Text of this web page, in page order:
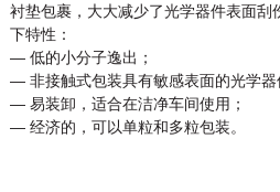
衬垫包裹，大大减少了光学器件表面刮
下特性：
— 低的小分子逸出；
— 非接触式包装具有敏感表面的光学器
— 易装卸，适合在洁净车间使用；
— 经济的，可以单粒和多粒包装。